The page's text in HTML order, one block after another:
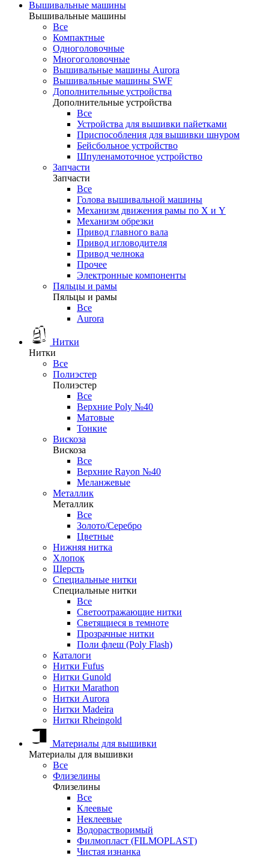
Вышивальные машины
Вышивальные машины
Все
Компактные
Одноголовочные
Многоголовочные
Вышивальные машины Aurora
Вышивальные машины SWF
Дополнительные устройства
Дополнительные устройства
Все
Устройства для вышивки пайетками
Приспособления для вышивки шнуром
Бейсбольное устройство
Шпуленамоточное устройство
Запчасти
Запчасти
Все
Голова вышивальной машины
Механизм движения рамы по X и Y
Механизм обрезки
Привод главного вала
Привод игловодителя
Привод челнока
Прочее
Электронные компоненты
Пяльцы и рамы
Пяльцы и рамы
Все
Aurora
Нитки
Нитки
Все
Полиэстер
Полиэстер
Все
Верхние Poly №40
Матовые
Тонкие
Вискоза
Вискоза
Все
Верхние Rayon №40
Меланжевые
Металлик
Металлик
Все
Золото/Серебро
Цветные
Нижняя нитка
Хлопок
Шерсть
Специальные нитки
Специальные нитки
Все
Светоотражающие нитки
Светящиеся в темноте
Прозрачные нитки
Поли флеш (Poly Flash)
Каталоги
Нитки Fufus
Нитки Gunold
Нитки Marathon
Нитки Aurora
Нитки Madeira
Нитки Rheingold
Материалы для вышивки
Материалы для вышивки
Все
Флизелины
Флизелины
Все
Клеевые
Неклеевые
Водорастворимый
Филмопласт (FILMOPLAST)
Чистая изнанка